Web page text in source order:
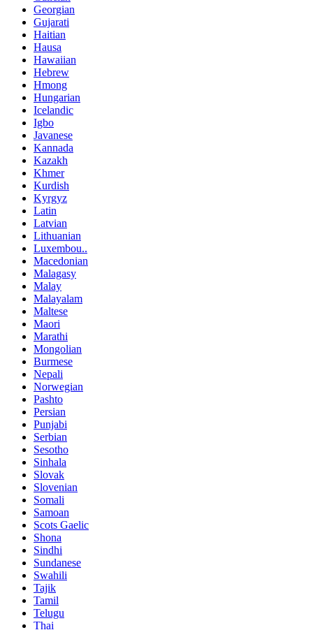
Georgian
Gujarati
Haitian
Hausa
Hawaiian
Hebrew
Hmong
Hungarian
Icelandic
Igbo
Javanese
Kannada
Kazakh
Khmer
Kurdish
Kyrgyz
Latin
Latvian
Lithuanian
Luxembou..
Macedonian
Malagasy
Malay
Malayalam
Maltese
Maori
Marathi
Mongolian
Burmese
Nepali
Norwegian
Pashto
Persian
Punjabi
Serbian
Sesotho
Sinhala
Slovak
Slovenian
Somali
Samoan
Scots Gaelic
Shona
Sindhi
Sundanese
Swahili
Tajik
Tamil
Telugu
Thai